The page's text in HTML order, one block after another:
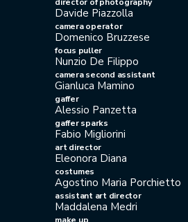
Davide Piazzolla
camera operator
Domenico Bruzzese
focus puller
Nunzio De Filippo
camera second assistant
Gianluca Mamino
gaffer
Alessio Panzetta
gaffer sparks
Fabio Migliorini
art director
Eleonora Diana
costumes
Agostino Maria Porchietto
assistant art director
Maddalena Medri
make up